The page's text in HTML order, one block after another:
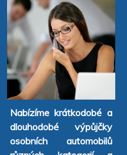
Nabízíme krátkodobé a
dlouhodobé výpůjčky
osobních automobilů